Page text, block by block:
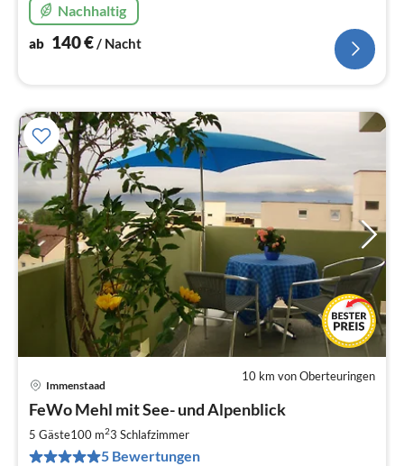
Nachhaltig
ab 140€/ Nacht
10 km von Oberteuringen
Immenstaad
FeWo Mehl mit See- und Alpenblick
5 Gäste100 m23 Schlafzimmer
5 Bewertungen